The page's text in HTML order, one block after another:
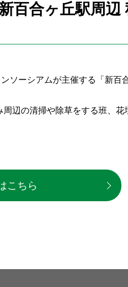
百合ヶ丘駅周
ソーシアムが主催する「新百
辺の清掃や除草をする班、
こちら